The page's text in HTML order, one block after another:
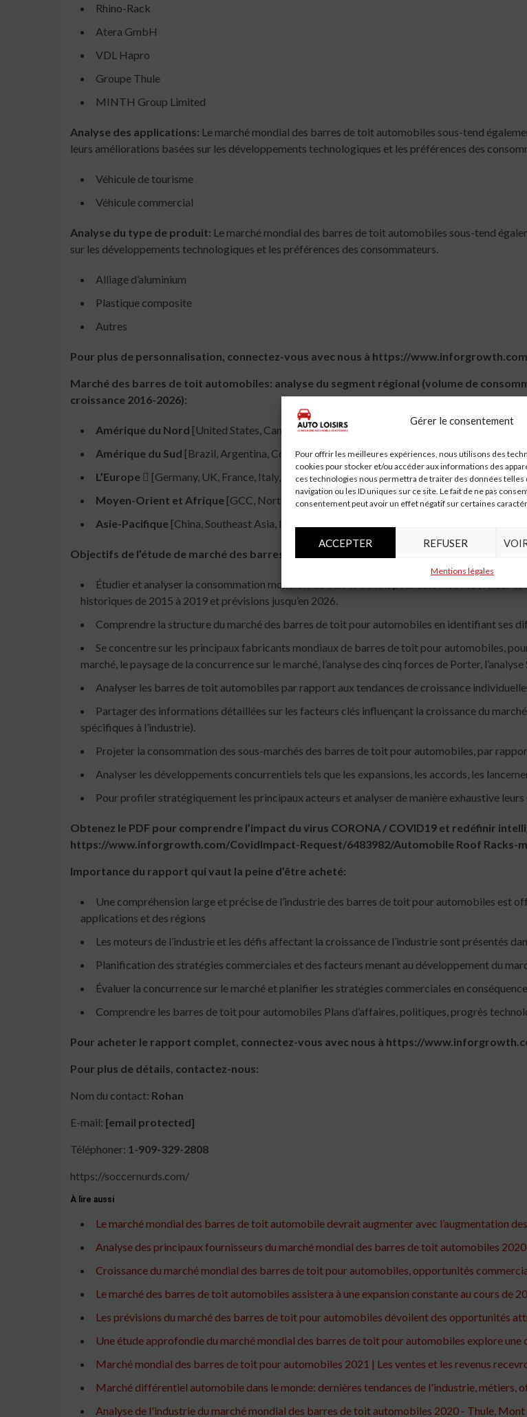
Gérer le consentement
Pour offrir les meilleures expériences, nous utilisons des
cookies pour stocker et/ou accéder aux informations des
ces technologies nous permettra de traiter des données
navigation ou les ID uniques sur ce site. Le fait de ne pas
consentement peut avoir un effet négatif sur certaines
ACCEPTER REFUSER
Mentions légales
Rhino-Rack
Atera GmbH
VDL Hapro
Groupe Thule
MINTH Group Limited
Analyse des applications: Le marché mondial des barres de toit automobiles sous-tend
leurs améliorations basées sur les développements technologiques et les préférences des
Véhicule de tourisme
Véhicule commercial
Analyse du type de produit: Le marché mondial des barres de toit automobiles sous-tend
sur les développements technologiques et les préférences des consommateurs.
Alliage d’aluminium
Plastique composite
Autres
Pour plus de personnalisation, connectez-vous avec nous à https://
Marché des barres de toit automobiles: analyse du segment régional (volume de
croissance 2016-2026):
Amérique du Nord [United States, Canada, Mexico]
Amérique du Sud [Brazil, Argentina, Columbia, Chile, Peru]
L’Europe  [Germany, UK, France, Italy, Russia, Spain, Netherlands, Turkey, Switzerland]
Moyen-Orient et Afrique [GCC, North Africa, South Africa]
Asie-Pacifique [China, Southeast Asia, India, Japan, Korea, Western Asia]
Objectifs de l’étude de marché des barres de toit automobiles:
Étudier et analyser la consommation mondiale de barres de toit pour automobiles (valeur
historiques de 2015 à 2019 et prévisions jusqu’en 2026.
Comprendre la structure du marché des barres de toit pour automobiles en identifiant ses
Se concentre sur les principaux fabricants mondiaux de barres de toit pour automobiles,
marché, le paysage de la concurrence sur le marché, l’analyse des cinq forces de Porter,
Analyser les barres de toit automobiles par rapport aux tendances de croissance
Partager des informations détaillées sur les facteurs clés influençant la croissance du
spécifiques à l’industrie).
Projeter la consommation des sous-marchés des barres de toit pour automobiles, par
Analyser les développements concurrentiels tels que les expansions, les accords, les
Pour profiler stratégiquement les principaux acteurs et analyser de manière exhaustive leurs
Obtenez le PDF pour comprendre l’impact du virus CORONA / COVID19 et redéfinir
https://www.inforgrowth.com/CovidImpact-Request/6483982/Automobile Roof Racks-
Importance du rapport qui vaut la peine d’être acheté:
Une compréhension large et précise de l’industrie des barres de toit pour automobiles est
applications et des régions
Les moteurs de l’industrie et les défis affectant la croissance de l’industrie sont présentés
Planification des stratégies commerciales et des facteurs menant au développement du
Évaluer la concurrence sur le marché et planifier les stratégies commerciales en conséquence
Comprendre les barres de toit pour automobiles Plans d’affaires, politiques, progrès
Pour acheter le rapport complet, connectez-vous avec nous à https://
Pour plus de détails, contactez-nous:
Nom du contact: Rohan
E-mail: [email protected]
Téléphoner: 1-909-329-2808
https://soccernurds.com/
À lire aussi
Le marché mondial des barres de toit automobile devrait augmenter avec l’augmentation
Analyse des principaux fournisseurs du marché mondial des barres de toit automobiles 2020
Croissance du marché mondial des barres de toit pour automobiles, opportunités
Le marché des barres de toit automobiles assistera à une expansion constante au cours de
Les prévisions du marché des barres de toit pour automobiles dévoilent des opportunités
Une étude approfondie du marché mondial des barres de toit pour automobiles explore une
Marché mondial des barres de toit pour automobiles 2021 | Les ventes et les revenus
Marché différentiel automobile dans le monde: dernières tendances de l'industrie, métiers,
Analyse de l'industrie du marché mondial des barres de toit automobiles 2020 - Thule, Mont